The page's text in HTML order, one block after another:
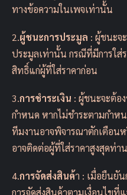
ทางข้อความในเพจเท่านั้น
2.ผู้ชนะการประมูล : ผู้ชนะจ
ประมูลเท่านั้น กรณีที่มีการใส่
สิทธิ์แก่ผู้ที่ใส่ราคาก่อน
3.การชำระเงิน : ผู้ชนะจะต้อ
กำหนด หากไม่ชำระตามกำห
ทีมงานอาจพิจารณาตักเตือน
อาจติดต่อผู้ที่ใส่ราคาสูงสุดท่า
4.การจัดส่งสินค้า : เมื่อยืนยัน
การจัดส่งสินค้าตามเงื่อนไขที่